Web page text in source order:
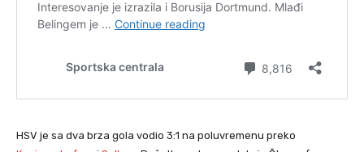
HSV je sa dva brza gola vodio 3:1 na poluvremenu preko